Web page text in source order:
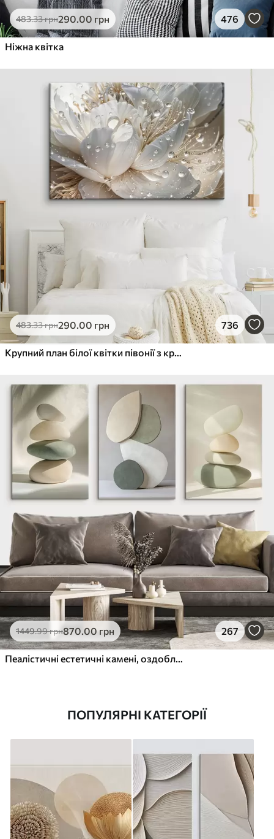
483.33грн290.00 грн 476
Ніжна квітка
483.33грн290.00 грн 736
Крупний план білої квітки півонії з крапельками води на пелюстках на розмитому фоні
1449.99грн870.00 грн 267
Пеалістичні естетичні камені, оздоблення будинку, природне освітлення
ПОПУЛЯРНІ КАТЕГОРІЇ